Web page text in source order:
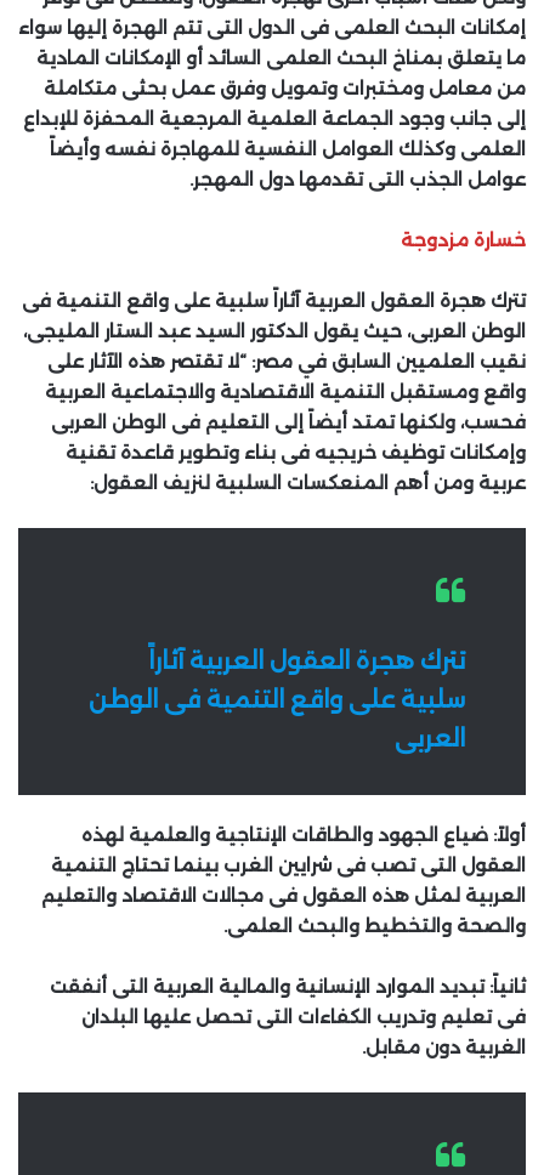
إمكانات البحث العلمى فى الدول التى تتم الهجرة إليها سواء
ما يتعلق بمناخ البحث العلمى السائد أو الإمكانات المادية
من معامل ومختبرات وتمويل وفرق عمل بحثى متكاملة
إلى جانب وجود الجماعة العلمية المرجعية المحفزة للإبداع
العلمى وكذلك العوامل النفسية للمهاجرة نفسه وأيضاً
عوامل الجذب التى تقدمها دول المهجر.
خسارة مزدوجة
تترك هجرة العقول العربية آثاراً سلبية على واقع التنمية فى
الوطن العربى، حيث يقول الدكتور السيد عبد الستار المليجى،
نقيب العلميين السابق في مصر: “لا تقتصر هذه الآثار على
واقع ومستقبل التنمية الاقتصادية والاجتماعية العربية
فحسب، ولكنها تمتد أيضاً إلى التعليم فى الوطن العربى
وإمكانات توظيف خريجيه فى بناء وتطوير قاعدة تقنية
عربية ومن أهم المنعكسات السلبية لنزيف العقول:
تترك هجرة العقول العربية آثاراً
سلبية على واقع التنمية فى الوطن
العربى
أولاً: ضياع الجهود والطاقات الإنتاجية والعلمية لهذه
العقول التى تصب فى شرايين الغرب بينما تحتاج التنمية
العربية لمثل هذه العقول فى مجالات الاقتصاد والتعليم
والصحة والتخطيط والبحث العلمى.
ثانياً: تبديد الموارد الإنسانية والمالية العربية التى أنفقت
فى تعليم وتدريب الكفاءات التى تحصل عليها البلدان
الغربية دون مقابل.